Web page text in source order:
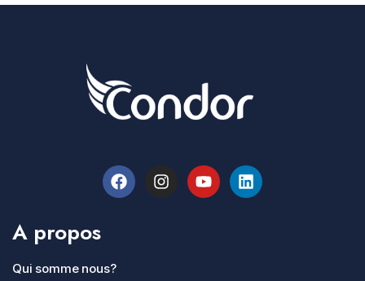
A propos
Qui somme nous?